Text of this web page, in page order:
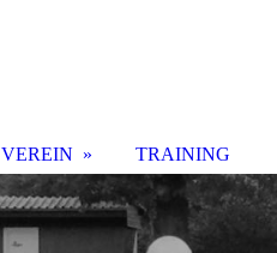
VEREIN TRAINING